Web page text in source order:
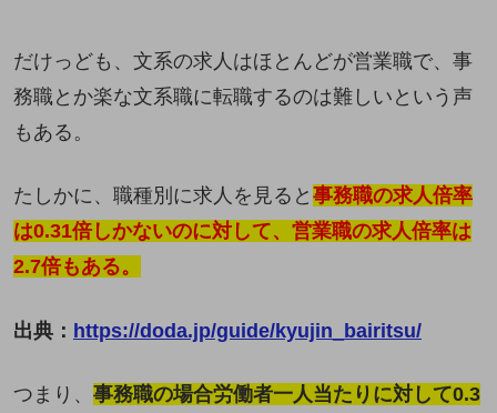
だけっども、文系の求人はほとんどが営業職で、事
務職とか楽な文系職に転職するのは難しいという声
もある。
たしかに、職種別に求人を見ると 事務職の求人倍率
は0.31倍しかないのに対して、営業職の求人倍率は
2.7倍もある。
出典： https://doda.jp/guide/kyujin_bairitsu/
つまり、 事務職の場合労働者一人当たりに対して0.3